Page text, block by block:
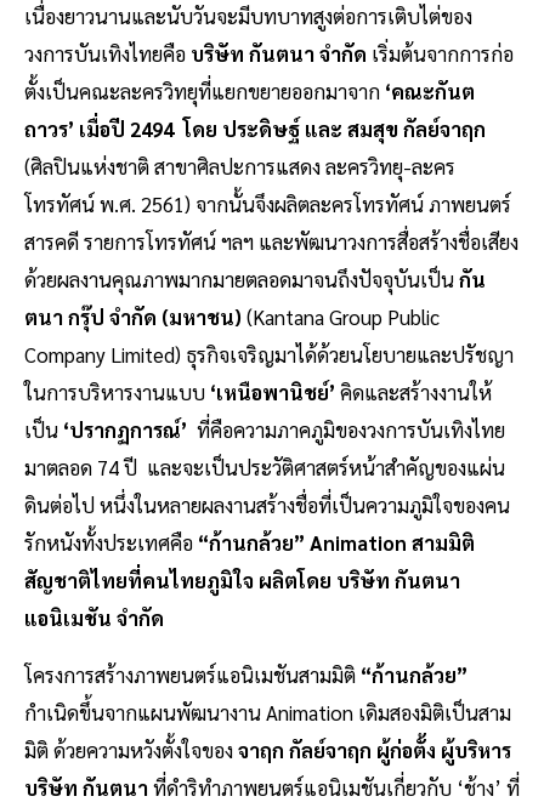
เนื่องยาวนานและนับวันจะมีบทบาทสูงต่อการเติบไต่ของ
วงการบันเทิงไทยคือ บริษัท กันตนา จำกัด เริ่มต้นจากการก่อ
ตั้งเป็นคณะละครวิทยุที่แยกขยายออกมาจาก ‘คณะกันต
ถาวร’ เมื่อปี 2494 โดย ประดิษฐ์ และ สมสุข กัลย์จาฤก
(ศิลปินแห่งชาติ สาขาศิลปะการแสดง ละครวิทยุ-ละคร
โทรทัศน์ พ.ศ. 2561) จากนั้นจึงผลิตละครโทรทัศน์ ภาพยนตร์
สารคดี รายการโทรทัศน์ ฯลฯ และพัฒนาวงการสื่อสร้างชื่อเสียง
ด้วยผลงานคุณภาพมากมายตลอดมาจนถึงปัจจุบันเป็นกัน
ตนา กรุ๊ป จำกัด (มหาชน) (Kantana Group Public
Company Limited) ธุรกิจเจริญมาได้ด้วยนโยบายและปรัชญา
ในการบริหารงานแบบ ‘เหนือพานิชย์’ คิดและสร้างงานให้
เป็น ‘ปรากฏการณ์’ ที่คือความภาคภูมิของวงการบันเทิงไทย
มาตลอด 74 ปี และจะเป็นประวัติศาสตร์หน้าสำคัญของแผ่น
ดินต่อไป หนึ่งในหลายผลงานสร้างชื่อที่เป็นความภูมิใจของคน
รักหนังทั้งประเทศคือ “ก้านกล้วย” Animation สามมิติ
สัญชาติไทยที่คนไทยภูมิใจ ผลิตโดย บริษัท กันตนา
แอนิเมชัน จำกัด
โครงการสร้างภาพยนตร์แอนิเมชันสามมิติ “ก้านกล้วย”
กำเนิดขึ้นจากแผนพัฒนางาน Animation เดิมสองมิติเป็นสาม
มิติ ด้วยความหวังตั้งใจของจาฤก กัลย์จาฤก ผู้ก่อตั้ง ผู้บริหาร
บริษัท กันตนา ที่ดำริทำภาพยนตร์แอนิเมชันเกี่ยวกับ ‘ช้าง’ ที่